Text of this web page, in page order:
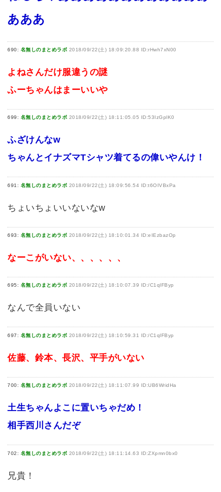
あああ
690: 名無しのまとめラボ 2018/09/22(土) 18:09:20.88 ID:rHwh7xN00
よねさんだけ服違うの謎
ふーちゃんはまーいいや
699: 名無しのまとめラボ 2018/09/22(土) 18:11:05.05 ID:53IzGplK0
ふざけんなw
ちゃんとイナズマTシャツ着てるの偉いやんけ！
691: 名無しのまとめラボ 2018/09/22(土) 18:09:56.54 ID:t6OIVBxPa
ちょいちょいいないなw
693: 名無しのまとめラボ 2018/09/22(土) 18:10:01.34 ID:eIEzbazOp
なーこがいない、、、、、、
695: 名無しのまとめラボ 2018/09/22(土) 18:10:07.39 ID:/C1qlFByp
なんで全員いない
697: 名無しのまとめラボ 2018/09/22(土) 18:10:59.31 ID:/C1qlFByp
佐藤、鈴本、長沢、平手がいない
700: 名無しのまとめラボ 2018/09/22(土) 18:11:07.99 ID:UB6WridHa
土生ちゃんよこに置いちゃだめ！
相手西川さんだぞ
702: 名無しのまとめラボ 2018/09/22(土) 18:11:14.63 ID:ZXpmn0bx0
兄貴！